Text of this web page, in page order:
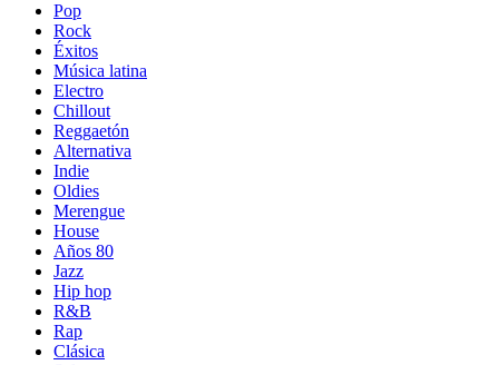
Pop
Rock
Éxitos
Música latina
Electro
Chillout
Reggaetón
Alternativa
Indie
Oldies
Merengue
House
Años 80
Jazz
Hip hop
R&B
Rap
Clásica